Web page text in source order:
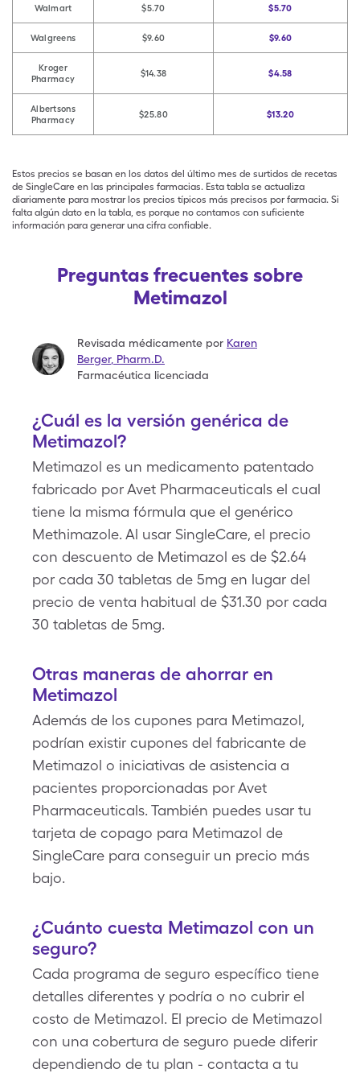
Walmart $5.70 $5.70
Walgreens $9.60 $9.60
Kroger
Pharmacy
$14.38 $4.58
Albertsons
Pharmacy
$25.80 $13.20
Estos precios se basan en los datos del último mes de surtidos de recetas
de SingleCare en las principales farmacias. Esta tabla se actualiza
diariamente para mostrar los precios típicos más precisos por farmacia. Si
falta algún dato en la tabla, es porque no contamos con suficiente
información para generar una cifra confiable.
Preguntas frecuentes sobre
Metimazol
Revisada médicamente por Karen
Berger, Pharm.D.
Farmacéutica licenciada
¿Cuál es la versión genérica de
Metimazol?
Metimazol es un medicamento patentado
fabricado por Avet Pharmaceuticals el cual
tiene la misma fórmula que el genérico
Methimazole. Al usar SingleCare, el precio
con descuento de Metimazol es de $2.64
por cada 30 tabletas de 5mg en lugar del
precio de venta habitual de $31.30 por cada
30 tabletas de 5mg.
Otras maneras de ahorrar en
Metimazol
Además de los cupones para Metimazol,
podrían existir cupones del fabricante de
Metimazol o iniciativas de asistencia a
pacientes proporcionadas por Avet
Pharmaceuticals. También puedes usar tu
tarjeta de copago para Metimazol de
SingleCare para conseguir un precio más
bajo.
¿Cuánto cuesta Metimazol con un
seguro?
Cada programa de seguro específico tiene
detalles diferentes y podría o no cubrir el
costo de Metimazol. El precio de Metimazol
con una cobertura de seguro puede diferir
dependiendo de tu plan - contacta a tu